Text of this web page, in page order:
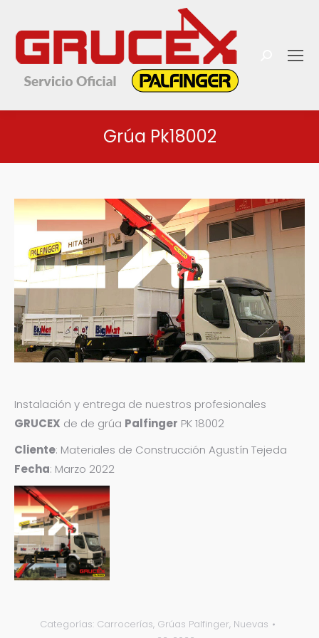
Buscar:
Grúa Pk18002
Instalación y entrega de nuestros profesionales
GRUCEX de de grúa Palfinger PK 18002
Cliente: Materiales de Construcción Agustín Tejeda
Fecha: Marzo 2022
Categorías: Carrocerías, Grúas Palfinger, Nuevas